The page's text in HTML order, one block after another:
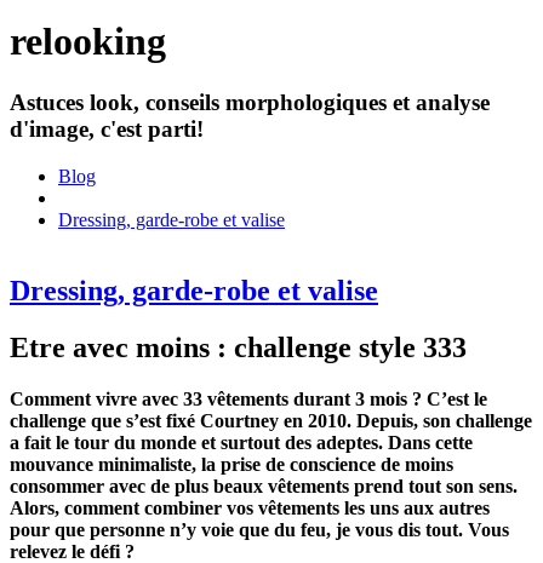
relooking
Astuces look, conseils morphologiques et analyse
d'image, c'est parti!
Blog
Dressing, garde-robe et valise
Dressing, garde-robe et valise
Etre avec moins : challenge style 333
Comment vivre avec 33 vêtements durant 3 mois ? C’est le
challenge que s’est fixé Courtney en 2010. Depuis, son challenge
a fait le tour du monde et surtout des adeptes. Dans cette
mouvance minimaliste, la prise de conscience de moins
consommer avec de plus beaux vêtements prend tout son sens.
Alors, comment combiner vos vêtements les uns aux autres
pour que personne n’y voie que du feu, je vous dis tout. Vous
relevez le défi ?